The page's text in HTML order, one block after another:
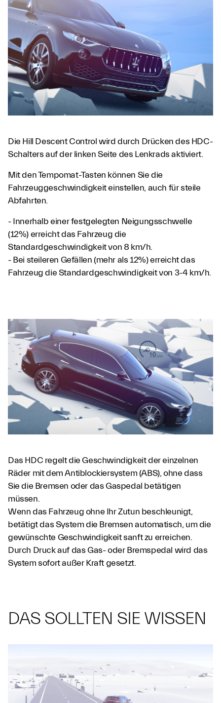
Die Hill Descent Control wird durch Drücken des HDC-
Schalters auf der linken Seite des Lenkrads aktiviert.
Mit den Tempomat-Tasten können Sie die
Fahrzeuggeschwindigkeit einstellen, auch für steile
Abfahrten.
- Innerhalb einer festgelegten Neigungsschwelle
(12%) erreicht das Fahrzeug die
Standardgeschwindigkeit von 8 km/h.
- Bei steileren Gefällen (mehr als 12%) erreicht das
Fahrzeug die Standardgeschwindigkeit von 3-4 km/h.
Das HDC regelt die Geschwindigkeit der einzelnen
Räder mit dem Antiblockiersystem (ABS), ohne dass
Sie die Bremsen oder das Gaspedal betätigen
müssen.
Wenn das Fahrzeug ohne Ihr Zutun beschleunigt,
betätigt das System die Bremsen automatisch, um die
gewünschte Geschwindigkeit sanft zu erreichen.
Durch Druck auf das Gas- oder Bremspedal wird das
System sofort außer Kraft gesetzt.
DAS SOLLTEN SIE WISSEN